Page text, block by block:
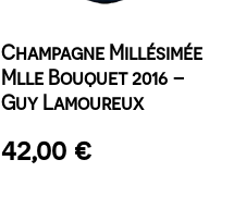
Champagne Millésimée
Mlle Bouquet 2016 –
Guy Lamoureux
42,00 €